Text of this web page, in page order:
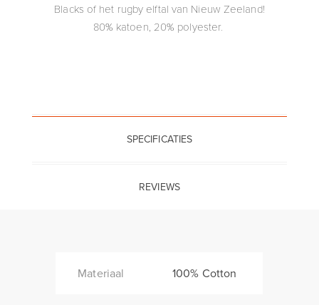
Blacks of het rugby elftal van Nieuw Zeeland!
80% katoen, 20% polyester.
SPECIFICATIES
REVIEWS
Materiaal 100% Cotton